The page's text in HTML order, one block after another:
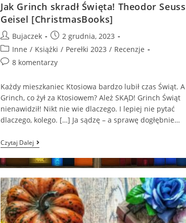
Jak Grinch skradł Święta! Theodor Seuss
Geisel [ChristmasBooks]
Post
author:
Bujaczek
Post
published:
2 grudnia, 2023
Post
category:
Inne / Książki / Perełki 2023 / Recenzje
Post8 komentarzy
Każdy mieszkaniec Ktosiowa bardzo lubił czas Świąt. A
Grinch, co żył za Ktosiowem? Ależ SKĄD! Grinch Świąt
nienawidził! Nikt nie wie dlaczego. I lepiej nie pytać
dlaczego, kolego. […] Ja sądzę – a sprawę dogłębnie…
Czytaj Dalej Jak
Grinch
Skradł
Święta!
Seuss
Geisel
[ChristmasBooks]